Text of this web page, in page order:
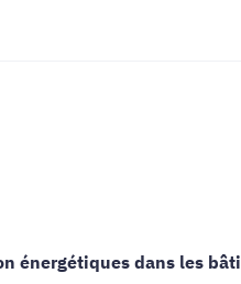
énergétiques dans les